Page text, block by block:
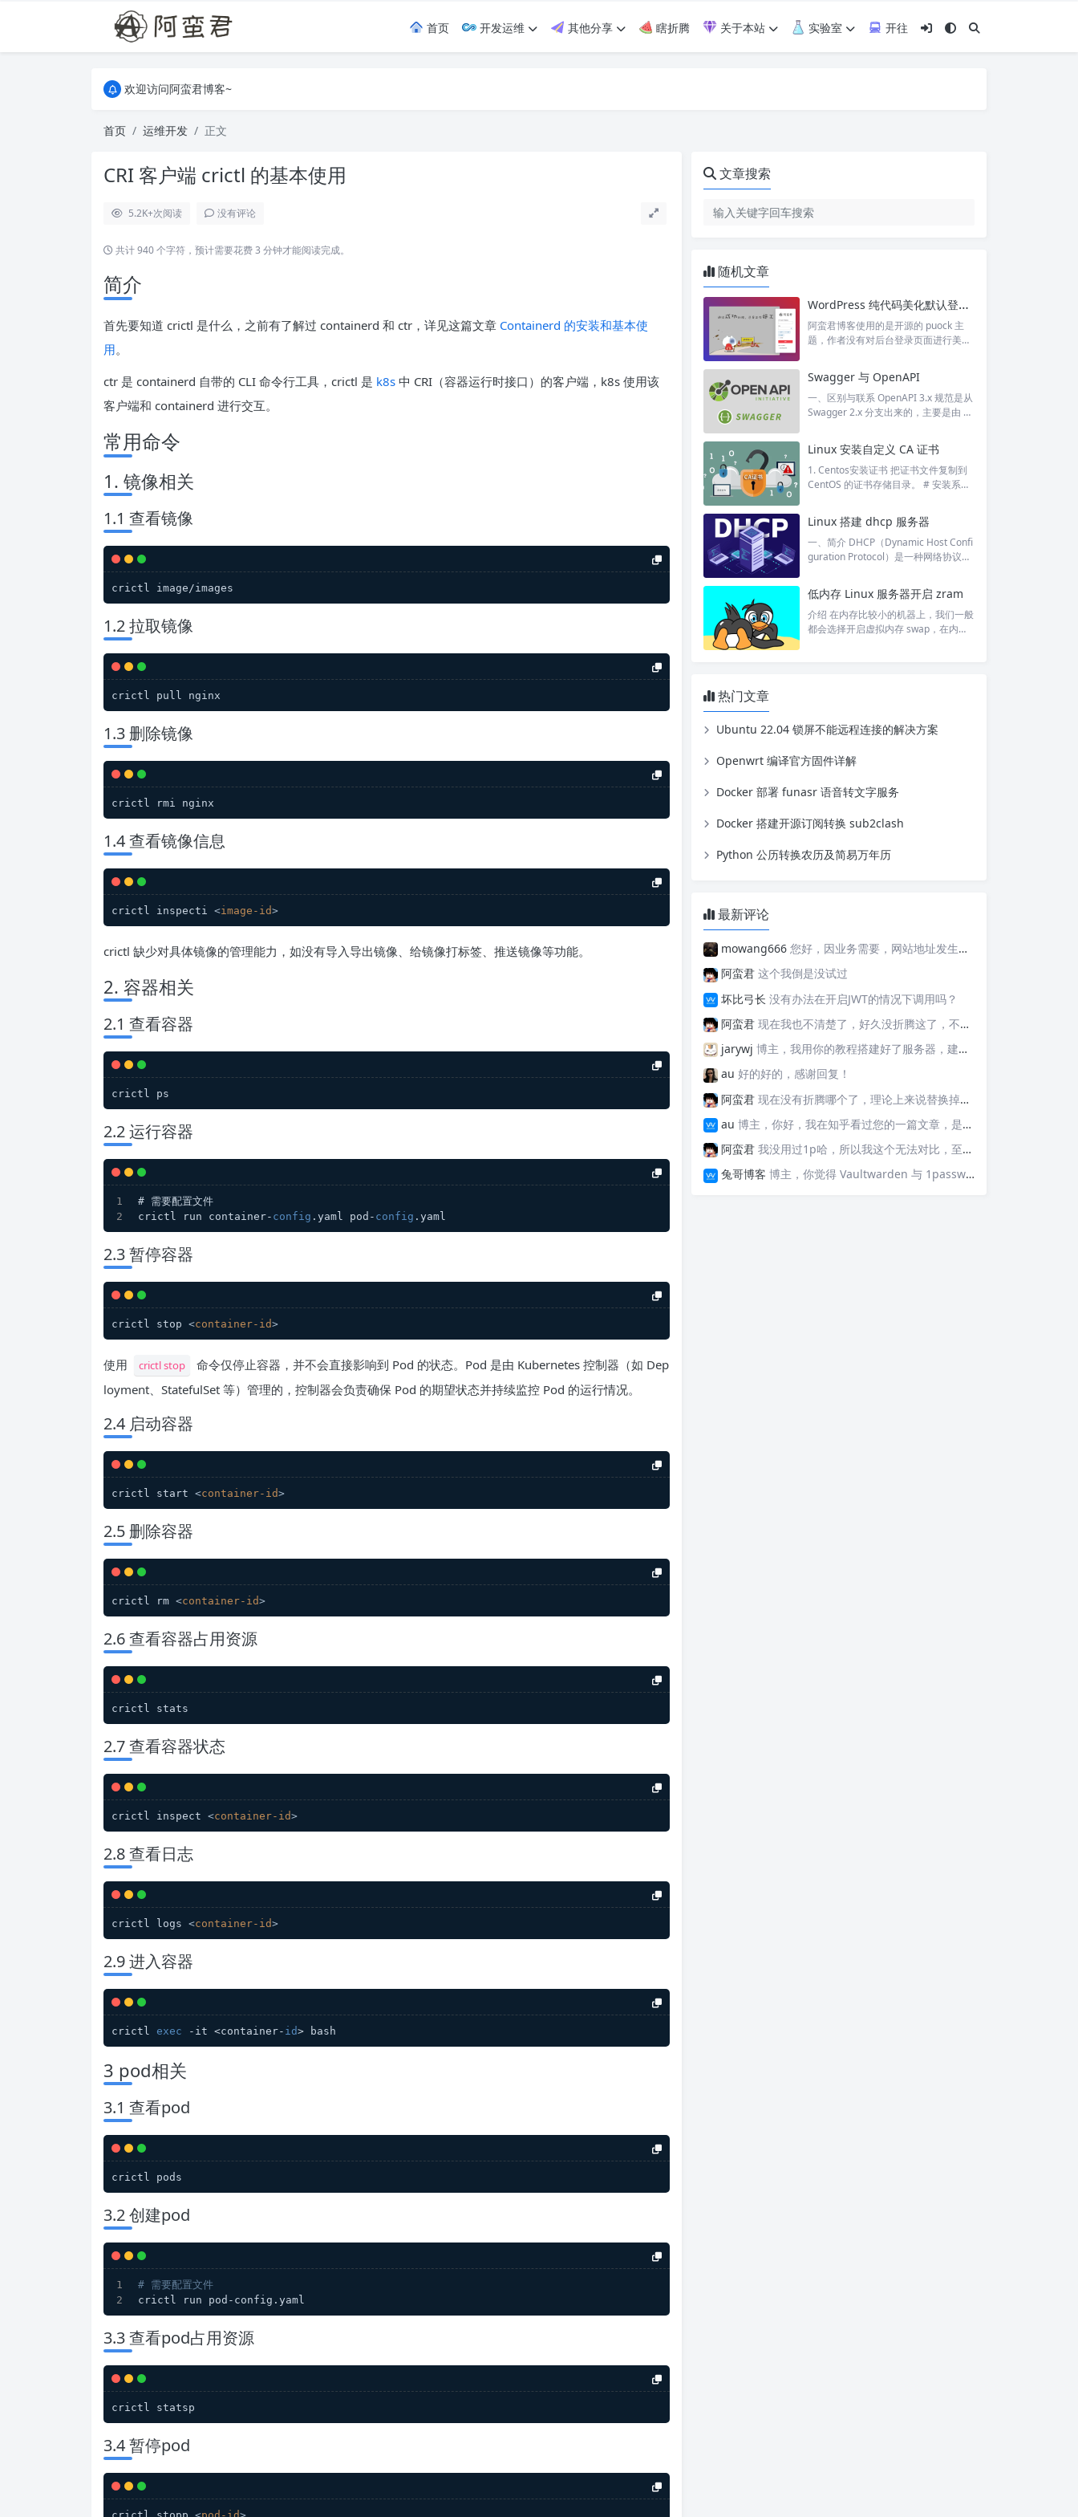
首页 开发运维 其他分享 瞎折腾 关于本站 实验室 开往
关于本站，有任何疑问都可以评论或留言。
欢迎访问阿蛮君博客~
欢迎访问阿蛮君博客~
首页 运维开发 正文
CRI 客户端 crictl 的基本使用
5.2K+次阅读 没有评论
共计 940 个字符，预计需要花费 3 分钟才能阅读完成。
简介
首先要知道 crictl 是什么，之前有了解过 containerd 和 ctr，详见这篇文章 Containerd 的安装和基本使
用。
ctr 是 containerd 自带的 CLI 命令行工具，crictl 是 k8s 中 CRI（容器运行时接口）的客户端，k8s 使用该
客户端和 containerd 进行交互。
常用命令
1. 镜像相关
1.1 查看镜像
crictl image/images
1.2 拉取镜像
crictl pull nginx
1.3 删除镜像
crictl rmi nginx
1.4 查看镜像信息
crictl inspecti <image-id>
crictl 缺少对具体镜像的管理能力，如没有导入导出镜像、给镜像打标签、推送镜像等功能。
2. 容器相关
2.1 查看容器
crictl ps
2.2 运行容器
# 需要配置文件
crictl run container- config .yaml pod- config .yaml
2.3 暂停容器
crictl stop <container-id>
使用 crictl stop
命令仅停止容器，并不会直接影响到 Pod 的状态。Pod 是由 Kubernetes 控制器（如 Dep
loyment、StatefulSet 等）管理的，控制器会负责确保 Pod 的期望状态并持续监控 Pod 的运行情况。
2.4 启动容器
crictl start <container-id>
2.5 删除容器
crictl rm <container-id>
2.6 查看容器占用资源
crictl stats
2.7 查看容器状态
crictl inspect <container-id>
2.8 查看日志
crictl logs <container-id>
2.9 进入容器
crictl exec -it <container- id> bash
3 pod相关
3.1 查看pod
crictl pods
3.2 创建pod
# 需要配置文件
crictl run pod-config.yaml
3.3 查看pod占用资源
crictl statsp
3.4 暂停pod
文章搜索
随机文章
WordPress 纯代码美化默认登录页面
阿蛮君博客使用的是开源的 puock 主
题，作者没有对后台登录页面进行美
通过纯代码进行美化登陆页面，美化后
效果如下： 在 functions.php 添加如下
代码，对于 custom_login_style 函数，
需要自行修改 logo 和 背景图片的路
'<div class...
Swagger 与 OpenAPI
一、区别与联系 OpenAPI 3.x 规范是从
Swagger 2.x 分支出来的，主要是由 Li
维护的。Swagger 2.x 规范被 OpenAPI
3.x 取代，OpenAPI 3.0 成为新的 API
规范标准。但Swagger 2.x 规范仍然被
广泛使用，例如常见的 @Api​、@ApiO
Linux 安装自定义 CA 证书
1. Centos安装证书 把证书文件复制到
CentOS 的证书存储目录。 # 安装系统
urce/anchors/ # 安装用户级别级别证
书 # mkdir -p ~/.certs # cp ca.crt ~/.ce
rts # echo "SSL_CERT_DIR=~/.certs" >
> ~/...
Linux 搭建 dhcp 服务器
一、简介 DHCP（Dynamic Host Confi
guration Protocol）是一种网络协议，
地址以及其他网络配置信息。它允许网
络中的设备自动获取 IP 地址，而无需
手动配置每个设备的 IP 地址。 DHCP
的工作原理如下： 设备启动时，它会发
低内存 Linux 服务器开启 zram
介绍 在内存比较小的机器上，我们一般
都会选择开启虚拟内存 swap，在内存
压缩后占用更少的物理内存，从而增加
更吃 CPU 资源...
热门文章
Ubuntu 22.04 锁屏不能远程连接的解决方案
Openwrt 编译官方固件详解
Docker 部署 funasr 语音转文字服务
Docker 搭建开源订阅转换 sub2clash
Python 公历转换农历及简易万年历
最新评论
mowang666 您好，因业务需要，网站地址发生变更，信息如下： 网站名称: 新锐博客 网站地址: https://blog.xrbk.cn 网站图标: https://blog.xrbk.cn/favicon.png 网站描述: 记录学习与分享资源 RSS地址：https://blog.xrbk.cn/atom.xml 请您及时更新，给你带来的不便敬请谅解
阿蛮君 这个我倒是没试过
坏比弓长 没有办法在开启JWT的情况下调用吗？
阿蛮君 现在我也不清楚了，好久没折腾这了，不好意思哈，现在用的tailscale
jarywj 博主，我用你的教程搭建好了服务器，建好了网络，但是客户端在替换planet文件后，加入了网络，服务器上看不到这个加入的客户端，这是为什么呢？
au 好的好的，感谢回复！
阿蛮君 现在没有折腾哪个了，理论上来说替换掉那些api就可以检测，https://v6.ident.me, https://6.ipw.cn, https://v6.yinghualuo.cn/bejson，不过我没有试过不知道行不行。我现在是用ddns-go这款工具。动态解析域名，并且可以触发webhook给我发送邮件的
au 博主，你好，我在知乎看过您的一篇文章，是关于使用Docker部署容器监控公网IP变动并主动发送邮件的“https://zhuanlan.zhihu.com/p/568074329”这篇文章，我想问的是，这个可以监控IPv6的变化并发送邮件嘛？因为我现在测试了，它只能发送IPv4的，请问如果要添加IPv6的变化，我该如何操作呢？谢谢您！
阿蛮君 我没用过1p哈，所以我这个无法对比，至少Vaultwarden我用了一两年感觉还不错
兔哥博客 博主，你觉得 Vaultwarden 与 1password 比哪个好用？我个人一直在用付费版的 1password，但最近也想自建试试Vaultwarden，又担心用不惯。